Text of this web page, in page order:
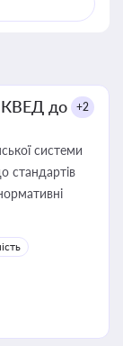
КВЕД до
+2
системи
стандартів